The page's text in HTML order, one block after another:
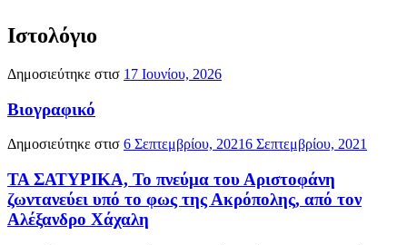
Ιστολόγιο
Δημοσιεύτηκε στισ 17 Ιουνίου, 2026
Βιογραφικό
Δημοσιεύτηκε στισ 6 Σεπτεμβρίου, 20216 Σεπτεμβρίου, 2021
ΤΑ ΣΑΤΥΡΙΚΑ, Το πνεύμα του Αριστοφάνη
ζωντανεύει υπό το φως της Ακρόπολης, από τον
Αλέξανδρο Χάχαλη